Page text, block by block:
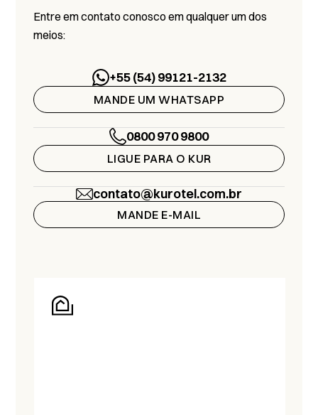
Entre em contato conosco em qualquer um dos
meios:
+55 (54) 99121-2132
MANDE UM WHATSAPP
0800 970 9800
LIGUE PARA O KUR
contato@kurotel.com.br
MANDE E-MAIL